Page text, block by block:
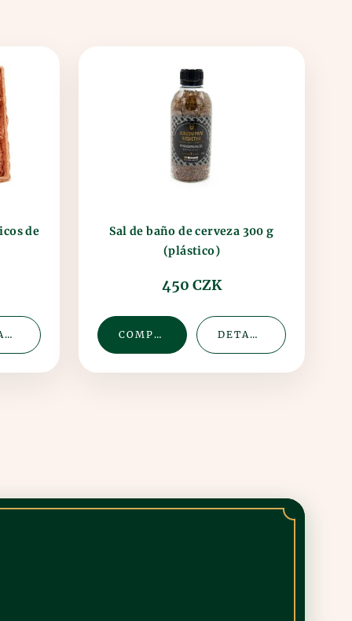
de
DETALLE
Sal de baño de cerveza 300 g
(plástico)
450 CZK
COMPRAR DETALLE